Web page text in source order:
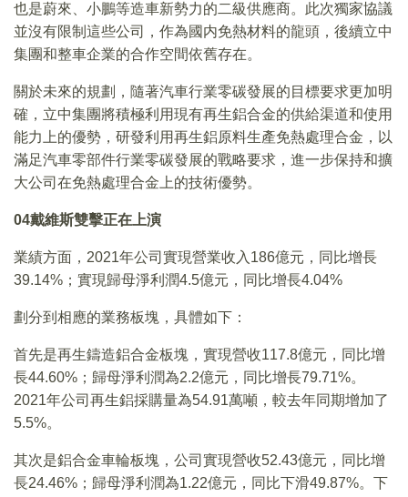
也是蔚來、小鵬等造車新勢力的二級供應商。此次獨家協議
並沒有限制這些公司，作為國内免熱材料的龍頭，後續立中
集團和整車企業的合作空間依舊存在。
關於未來的規劃，隨著汽車行業零碳發展的目標要求更加明
確，立中集團將積極利用現有再生鋁合金的供給渠道和使用
能力上的優勢，研發利用再生鋁原料生產免熱處理合金，以
滿足汽車零部件行業零碳發展的戰略要求，進一步保持和擴
大公司在免熱處理合金上的技術優勢。
04戴維斯雙擊正在上演
業績方面，2021年公司實現營業收入186億元，同比增長
39.14%；實現歸母淨利潤4.5億元，同比增長4.04%
劃分到相應的業務板塊，具體如下：
首先是再生鑄造鋁合金板塊，實現營收117.8億元，同比增
長44.60%；歸母淨利潤為2.2億元，同比增長79.71%。
2021年公司再生鋁採購量為54.91萬噸，較去年同期增加了
5.5%。
其次是鋁合金車輪板塊，公司實現營收52.43億元，同比增
長24.46%；歸母淨利潤為1.22億元，同比下滑49.87%。下